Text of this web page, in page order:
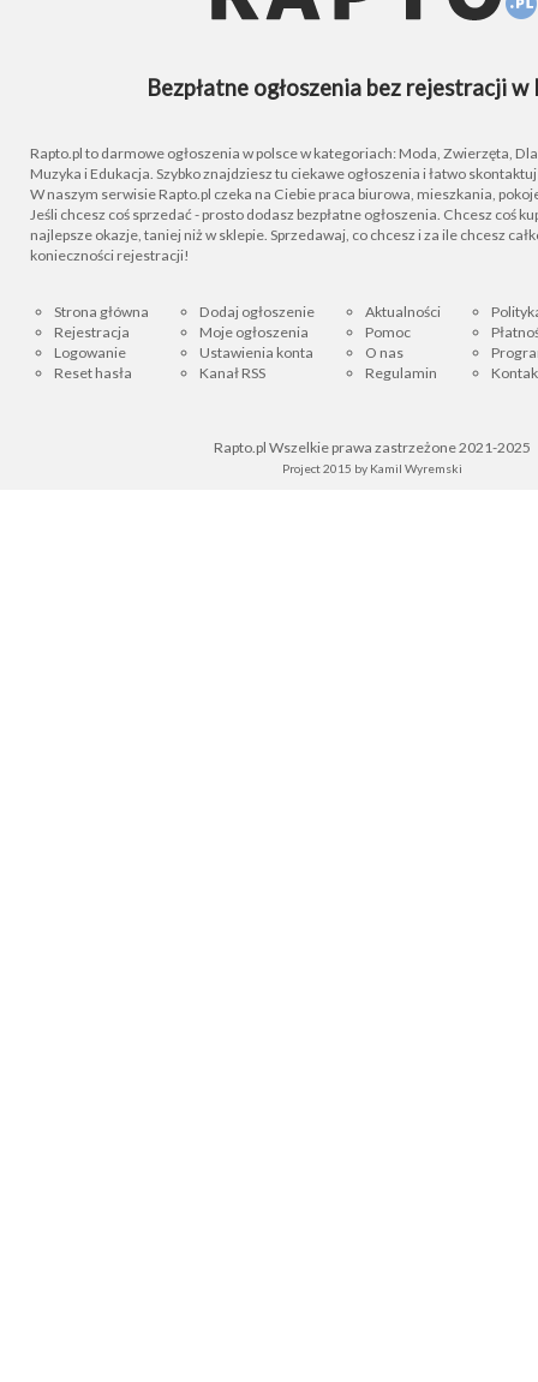
Bezpłatne ogłoszenia bez rejestracji w
Rapto.pl to darmowe ogłoszenia w polsce w kategoriach: Moda, Zwierzęta, Dla
Muzyka i Edukacja. Szybko znajdziesz tu ciekawe ogłoszenia i łatwo
W naszym serwisie Rapto.pl czeka na Ciebie praca biurowa, mieszkania,
Jeśli chcesz coś sprzedać - prosto dodasz bezpłatne ogłoszenia. Chcesz coś
najlepsze okazje, taniej niż w sklepie. Sprzedawaj, co chcesz i za ile chcesz
konieczności rejestracji!
Strona główna
Rejestracja
Logowanie
Reset hasła
Dodaj ogłoszenie
Moje ogłoszenia
Ustawienia konta
Kanał RSS
Aktualności
Pomoc
O nas
Regulamin
Rapto.pl Wszelkie prawa zastrzeżone 2021-2025
Project 2015 by Kamil Wyremski